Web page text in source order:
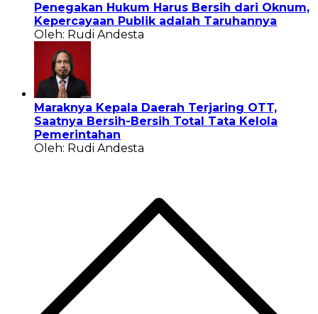
Penegakan Hukum Harus Bersih dari Oknum,
Kepercayaan Publik adalah Taruhannya
Oleh: Rudi Andesta
Maraknya Kepala Daerah Terjaring OTT,
Saatnya Bersih-Bersih Total Tata Kelola
Pemerintahan
Oleh: Rudi Andesta